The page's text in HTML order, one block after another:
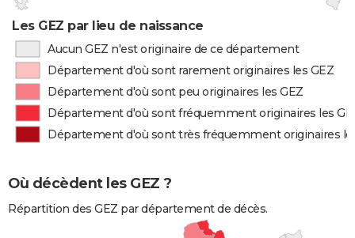
Les GEZ par lieu de naissance
Aucun GEZ n'est originaire de ce département
Département d'où sont rarement originaires les GEZ
Département d'où sont peu originaires les GEZ
Département d'où sont fréquemment originaires les
Département d'où sont très fréquemment originaires
Où décèdent les GEZ ?
Répartition des GEZ par département de décès.